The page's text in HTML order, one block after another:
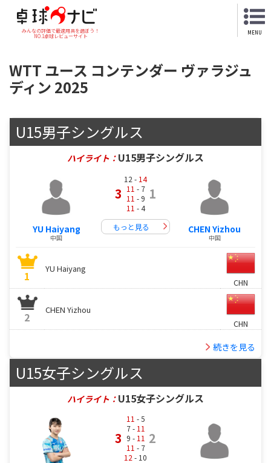
みんなの評価で最適用具を選ぼう！
NO.1卓球レビューサイト
MENU
WTT ユース コンテンダー ヴァラジュ
ディン 2025
U15男子シングルス
ハイライト： U15男子シングルス
YU Haiyang
中国
3
12 - 14
11 - 7
11 - 9
11 - 4
1
もっと見る CHEN Yizhou
中国
1
YU Haiyang
CHN
2
CHEN Yizhou
CHN
続きを見る
U15女子シングルス
ハイライト： U15女子シングルス
3
11 - 5
7 - 11
9 - 11
11 - 7
12 - 10
2